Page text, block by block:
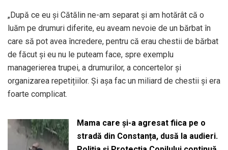
„După ce eu și Cătălin ne-am separat și am hotărât că o
luăm pe drumuri diferite, eu aveam nevoie de un bărbat în
care să pot avea încredere, pentru că erau chestii de bărbat
de făcut și eu nu le puteam face, spre exemplu
managerierea trupei, a drumurilor, a concertelor și
organizarea repetițiilor. Și așa fac un miliard de chestii și era
foarte complicat.
Mama care și-a agresat fiica pe o
stradă din Constanța, dusă la audieri.